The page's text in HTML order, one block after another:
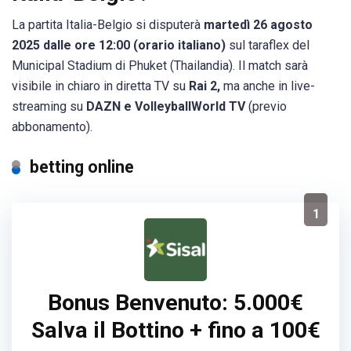
La partita Italia-Belgio si disputerà martedì 26 agosto
2025 dalle ore 12:00 (orario italiano) sul taraflex del
Municipal Stadium di Phuket (Thailandia). Il match sarà
visibile in chiaro in diretta TV su Rai 2, ma anche in live-
streaming su DAZN e VolleyballWorld TV(previo
abbonamento).
betting online
1
Bonus Benvenuto: 5.000€
Salva il Bottino + fino a 100€